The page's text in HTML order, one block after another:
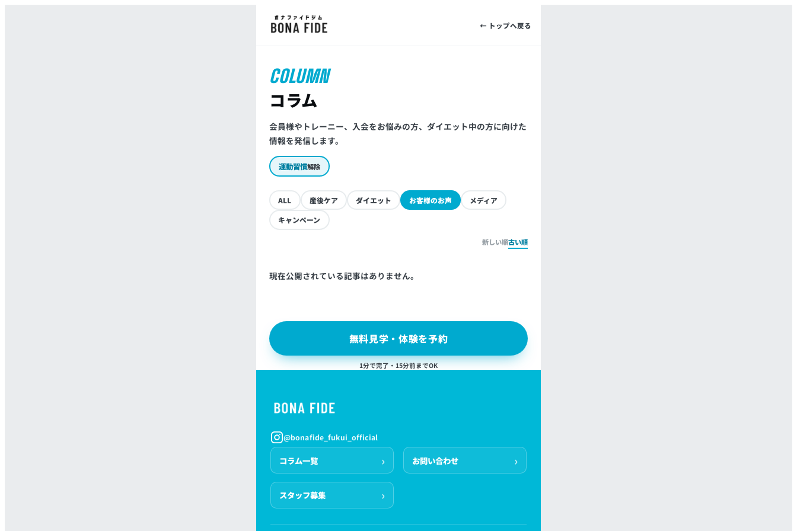
← トップへ戻る
COLUMN
コラム
会員様やトレーニー、入会をお悩みの方、ダイエット中の方に向けた
情報を発信します。
運動習慣解除
ALL 産後ケア ダイエット お客様のお声
メディア
キャンペーン
新しい順古い順
現在公開されている記事はありません。
無料見学・体験を予約
1分で完了・15分前までOK
@bonafide_fukui_official
コラム一覧 お問い合わせ
スタッフ募集